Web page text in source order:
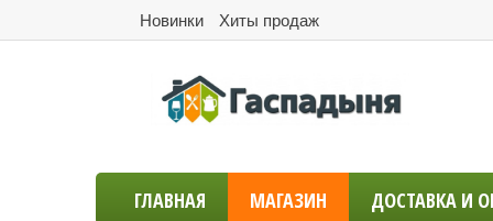
Новинки Хиты продаж
ГЛАВНАЯ МАГАЗИН ДОСТАВКА И